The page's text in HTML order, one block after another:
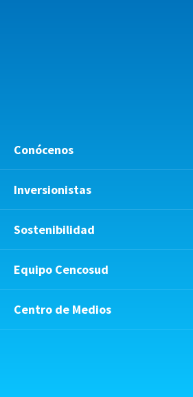
Conócenos
Inversionistas
Sostenibilidad
Equipo Cencosud
Centro de Medios